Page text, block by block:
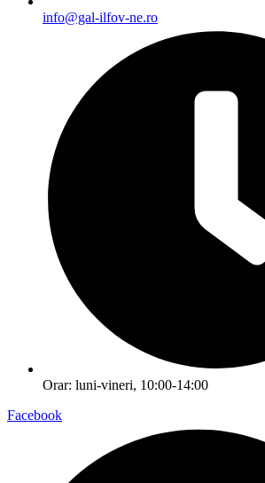
info@gal-ilfov-ne.ro
Orar: luni-vineri, 10:00-14:00
Facebook